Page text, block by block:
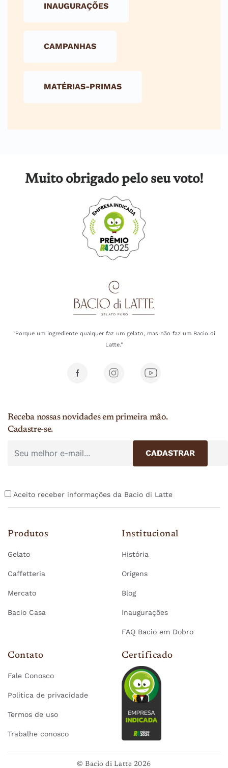
INAUGURAÇÕES
CAMPANHAS
MATÉRIAS-PRIMAS
Muito obrigado pelo seu voto!
"Porque um ingrediente qualquer faz um gelato, mas não faz um Bacio di
Latte."
Receba nossas novidades em primeira mão.
Cadastre-se.
Aceito receber informações da Bacio di Latte
Produtos
Gelato
Caffetteria
Mercato
Bacio Casa
Institucional
História
Origens
Blog
Inaugurações
FAQ Bacio em Dobro
Contato
Fale Conosco
Politica de privacidade
Termos de uso
Trabalhe conosco
Certificado
© Bacio di Latte 2026